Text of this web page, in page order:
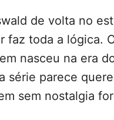
de volta no
faz toda a lógica.
nasceu na era
série parece
sem nostalgia